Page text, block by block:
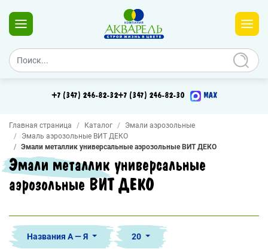
+7 (347) 246-82-32+7 (347) 246-82-30 MAX
Главная страница Каталог
Эмали аэрозольные
Эмаль аэрозольные ВИТ ДЕКО
Эмали металлик универсальные аэрозольные ВИТ ДЕКО
Эмали металлик универсальные
аэрозольные ВИТ ДЕКО
Названия А — Я 20